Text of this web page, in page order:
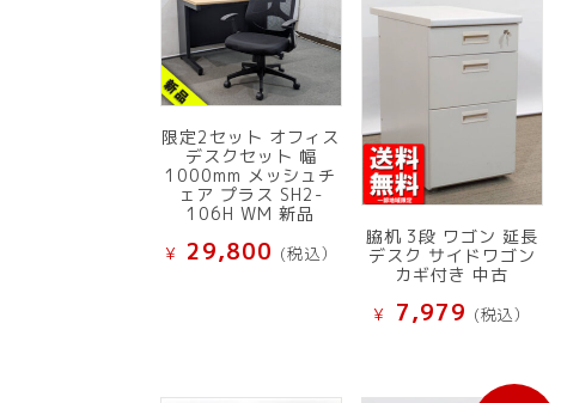
限定2セット オフィス
デスクセット 幅
1000mm メッシュチ
ェア プラス SH2-
106H WM 新品
¥ 29,800 (税込）
脇机 3段 ワゴン 延長
デスク サイドワゴン
カギ付き 中古
¥ 7,979 (税込）